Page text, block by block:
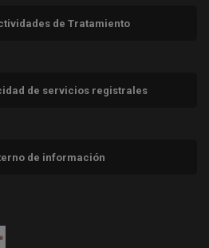
de Tratamiento
de servicios registrales
de información